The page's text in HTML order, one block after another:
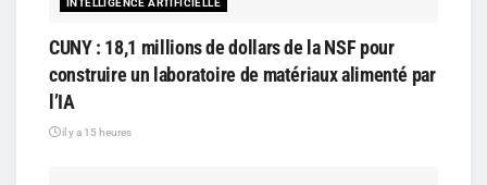
INTELLIGENCE ARTIFICIELLE
CUNY : 18,1 millions de dollars de la NSF pour
construire un laboratoire de matériaux alimenté par
l’IA
il y a 15 heures